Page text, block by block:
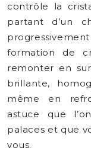
contrôle la
partant d’un
formation de
remonter en
brillante,
même en
astuce que
palaces et que
vous.